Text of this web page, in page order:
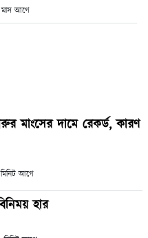
আগে
গরুর মাংসের দামে রেকর্ড, কারণ
আগে
হার